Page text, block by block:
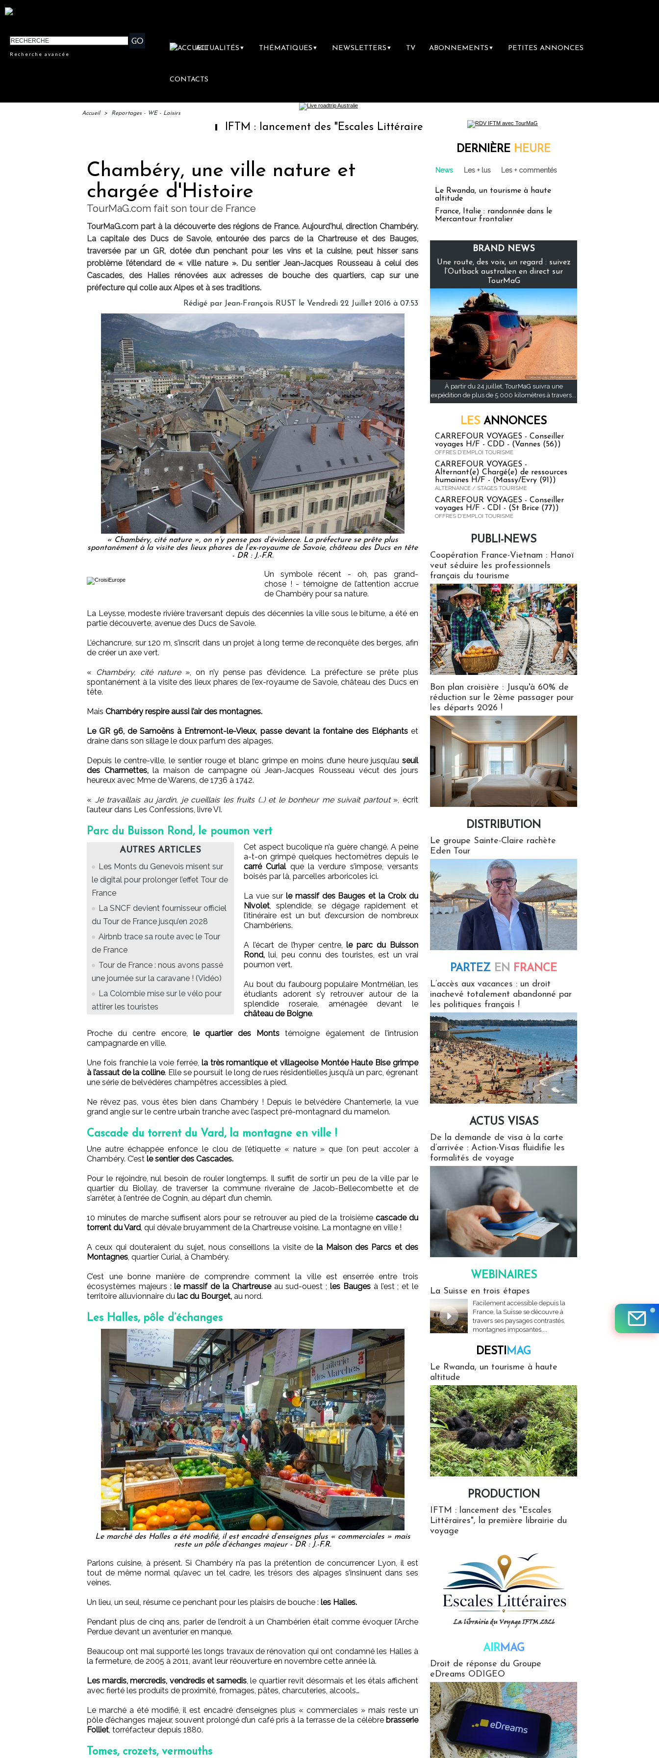
Recherche avancée
ACTUALITÉS ▼ THÉMATIQUES ▼ NEWSLETTERS ▼ TV ABONNEMENTS ▼ PETITES ANNONCES
CONTACTS
Accueil > Reportages - WE - Loisirs
IFTM : lancement des "Escales Littéraires", la première librairie du voyage
Chambéry, une ville nature et
chargée d'Histoire
TourMaG.com fait son tour de France
TourMaG.com part à la découverte des régions de France. Aujourd'hui, direction Chambéry.
La capitale des Ducs de Savoie, entourée des parcs de la Chartreuse et des Bauges,
traversée par un GR, dotée d’un penchant pour les vins et la cuisine, peut hisser sans
problème l’étendard de « ville nature ». Du sentier Jean-Jacques Rousseau à celui des
Cascades, des Halles rénovées aux adresses de bouche des quartiers, cap sur une
préfecture qui colle aux Alpes et à ses traditions.
Rédigé par Jean-François RUST le Vendredi 22 Juillet 2016 à 07:53
« Chambéry, cité nature », on n’y pense pas d’évidence. La préfecture se prête plus
spontanément à la visite des lieux phares de l’ex-royaume de Savoie, château des Ducs en tête
- DR : J.-F.R.
Un symbole récent - oh, pas grand-
chose ! - témoigne de l’attention accrue
de Chambéry pour sa nature.
La Leysse, modeste rivière traversant depuis des décennies la ville sous le bitume, a été en
partie découverte, avenue des Ducs de Savoie.
L’échancrure, sur 120 m, s’inscrit dans un projet à long terme de reconquête des berges, afin
de créer un axe vert.
« Chambéry, cité nature», on n’y pense pas d’évidence. La préfecture se prête plus
spontanément à la visite des lieux phares de l’ex-royaume de Savoie, château des Ducs en
tête.
Mais Chambéry respire aussi l’air des montagnes.
Le GR 96, de Samoëns à Entremont-le-Vieux, passe devant la fontaine des Eléphantset
draine dans son sillage le doux parfum des alpages.
Depuis le centre-ville, le sentier rouge et blanc grimpe en moins d’une heure jusqu’au seuil
des Charmettes,la maison de campagne où Jean-Jacques Rousseau vécut des jours
heureux avec Mme de Warens, de 1736 à 1742.
« Je travaillais au jardin, je cueillais les fruits (…) et le bonheur me suivait partout», écrit
l’auteur dans Les Confessions, livre VI.
Parc du Buisson Rond, le poumon vert
AUTRES ARTICLES
Les Monts du Genevois misent sur
le digital pour prolonger l’effet Tour de
France
La SNCF devient fournisseur officiel
du Tour de France jusqu’en 2028
Airbnb trace sa route avec le Tour
de France
Tour de France : nous avons passé
une journée sur la caravane ! (Vidéo)
La Colombie mise sur le vélo pour
attirer les touristes
Cet aspect bucolique n’a guère changé. A peine
a-t-on grimpé quelques hectomètres depuis le
carré Curialque la verdure s’impose, versants
boisés par là, parcelles arboricoles ici.
La vue sur le massif des Bauges et la Croix du
Nivolet, splendide, se dégage rapidement et
l’itinéraire est un but d’excursion de nombreux
Chambériens.
A l’écart de l’hyper centre,le parc du Buisson
Rond, lui, peu connu des touristes, est un vrai
poumon vert.
Au bout du faubourg populaire Montmélian, les
étudiants adorent s’y retrouver autour de la
splendide roseraie, aménagée devant le
château de Boigne.
Proche du centre encore, le quartier des Monts témoigne également de l’intrusion
campagnarde en ville.
Une fois franchie la voie ferrée, la très romantique et villageoise Montée Haute Bise grimpe
à l’assaut de la colline. Elle se poursuit le long de rues résidentielles jusqu’à un parc, égrenant
une série de belvédères champêtres accessibles à pied.
Ne rêvez pas, vous êtes bien dans Chambéry ! Depuis le belvédère Chantemerle, la vue
grand angle sur le centre urbain tranche avec l’aspect pré-montagnard du mamelon.
Cascade du torrent du Vard, la montagne en ville !
Une autre échappée enfonce le clou de l’étiquette « nature » que l’on peut accoler à
Chambéry. C’est le sentier des Cascades.
Pour le rejoindre, nul besoin de rouler longtemps. Il suffit de sortir un peu de la ville par le
quartier du Biollay, de traverser la commune riveraine de Jacob-Bellecombette et de
s’arrêter, à l’entrée de Cognin, au départ d’un chemin.
10 minutes de marche suffisent alors pour se retrouver au pied de la troisième cascade du
torrent du Vard, qui dévale bruyamment de la Chartreuse voisine. La montagne en ville !
A ceux qui douteraient du sujet, nous conseillons la visite dela Maison des Parcs et des
Montagnes, quartier Curial, à Chambéry.
C’est une bonne manière de comprendre comment la ville est enserrée entre trois
écosystèmes majeurs :le massif de la Chartreuseau sud-ouest ;les Baugesà l’est ; et le
territoire alluvionnaire du lac du Bourget, au nord.
Les Halles, pôle d’échanges
Le marché des Halles a été modifié, il est encadré d’enseignes plus « commerciales » mais
reste un pôle d’échanges majeur - DR : J.-F.R.
Parlons cuisine, à présent. Si Chambéry n’a pas la prétention de concurrencer Lyon, il est
tout de même normal qu’avec un tel cadre, les trésors des alpages s’insinuent dans ses
veines.
Un lieu, un seul, résume ce penchant pour les plaisirs de bouche : les Halles.
Pendant plus de cinq ans, parler de l’endroit à un Chambérien était comme évoquer l’Arche
Perdue devant un aventurier en manque.
Beaucoup ont mal supporté les longs travaux de rénovation qui ont condamné les Halles à
la fermeture, de 2005 à 2011, avant leur réouverture en novembre cette année là.
Les mardis, mercredis, vendredis et samedis, le quartier revit désormais et les étals affichent
avec fierté les produits de proximité, fromages, pâtes, charcuteries, alcools…
Le marché a été modifié, il est encadré d’enseignes plus « commerciales » mais reste un
pôle d’échanges majeur, souvent prolongé d’un café pris à la terrasse de la célèbre brasserie
Folliet, torréfacteur depuis 1880.
Tomes, crozets, vermouths
DERNIÈRE HEURE
News Les + lus Les + commentés
Le Rwanda, un tourisme à haute
altitude
France, Italie : randonnée dans le
Mercantour frontalier
BRAND NEWS
Une route, des voix, un regard : suivez
l’Outback australien en direct sur
TourMaG
À partir du 24 juillet, TourMaG suivra une
expédition de plus de 5 000 kilomètres à travers...
LES ANNONCES
CARREFOUR VOYAGES - Conseiller
voyages H/F - CDD - (Vannes (56))
OFFRES D'EMPLOI TOURISME
CARREFOUR VOYAGES -
Alternant(e) Chargé(e) de ressources
humaines H/F - (Massy/Evry (91))
ALTERNANCE / STAGES TOURISME
CARREFOUR VOYAGES - Conseiller
voyages H/F - CDI - (St Brice (77))
OFFRES D'EMPLOI TOURISME
PUBLI-NEWS
Coopération France-Vietnam : Hanoï
veut séduire les professionnels
français du tourisme
Bon plan croisière : Jusqu'à 60% de
réduction sur le 2ème passager pour
les départs 2026 !
DISTRIBUTION
Le groupe Sainte-Claire rachète
Eden Tour
PARTEZ EN FRANCE
L’accès aux vacances : un droit
inachevé totalement abandonné par
les politiques français !
ACTUS VISAS
De la demande de visa à la carte
d’arrivée : Action-Visas fluidifie les
formalités de voyage
WEBINAIRES
La Suisse en trois étapes
Facilement accessible depuis la
France, la Suisse se découvre à
travers ses paysages contrastés,
montagnes imposantes,...
DESTIMAG
Le Rwanda, un tourisme à haute
altitude
PRODUCTION
IFTM : lancement des "Escales
Littéraires", la première librairie du
voyage
AIRMAG
Droit de réponse du Groupe
eDreams ODIGEO